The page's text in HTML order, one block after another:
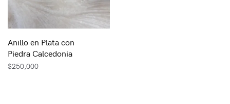
Anillo en Plata con
Piedra Calcedonia
$250,000